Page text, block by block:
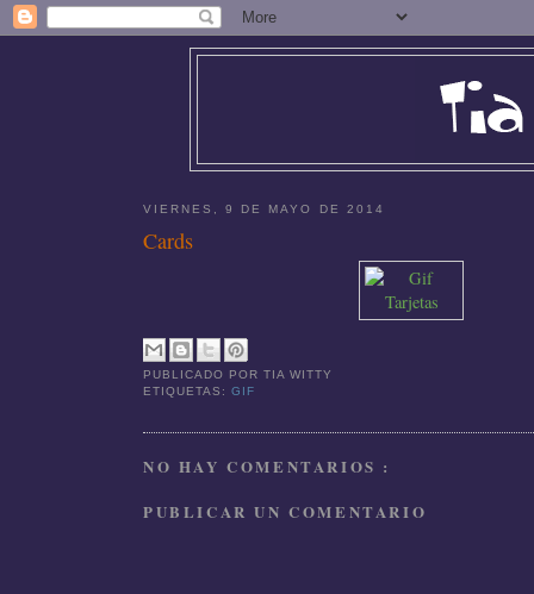
VIERNES, 9 DE MAYO DE 2014
Cards
PUBLICADO PORTIA WITTY
ETIQUETAS:GIF
NO HAY COMENTARIOS :
PUBLICAR UN COMENTARIO